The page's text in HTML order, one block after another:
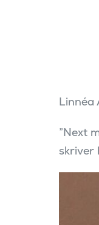
Linnéa
”Next
skriver